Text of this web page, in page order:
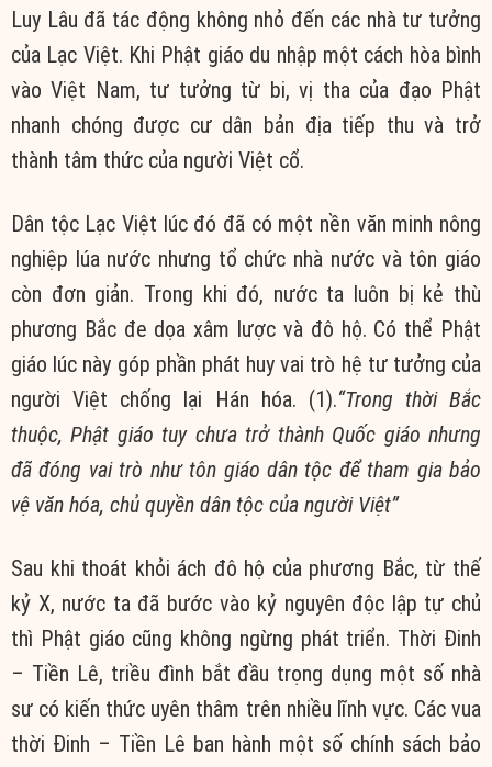
Luy Lâu đã tác động không nhỏ đến các nhà tư tưởng
của Lạc Việt. Khi Phật giáo du nhập một cách hòa bình
vào Việt Nam, tư tưởng từ bi, vị tha của đạo Phật
nhanh chóng được cư dân bản địa tiếp thu và trở
thành tâm thức của người Việt cổ.
Dân tộc Lạc Việt lúc đó đã có một nền văn minh nông
nghiệp lúa nước nhưng tổ chức nhà nước và tôn giáo
còn đơn giản. Trong khi đó, nước ta luôn bị kẻ thù
phương Bắc đe dọa xâm lược và đô hộ. Có thể Phật
giáo lúc này góp phần phát huy vai trò hệ tư tưởng của
người Việt chống lại Hán hóa. (1).“Trong thời Bắc
thuộc, Phật giáo tuy chưa trở thành Quốc giáo nhưng
đã đóng vai trò như tôn giáo dân tộc để tham gia bảo
vệ văn hóa, chủ quyền dân tộc của người Việt”
Sau khi thoát khỏi ách đô hộ của phương Bắc, từ thế
kỷ X, nước ta đã bước vào kỷ nguyên độc lập tự chủ
thì Phật giáo cũng không ngừng phát triển. Thời Đinh
– Tiền Lê, triều đình bắt đầu trọng dụng một số nhà
sư có kiến thức uyên thâm trên nhiều lĩnh vực. Các vua
thời Đinh – Tiền Lê ban hành một số chính sách bảo